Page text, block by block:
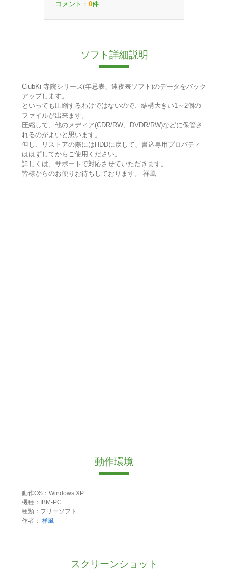
コメント： 0件
ソフト詳細説明
ClubKi 寺院シリーズ(年忌表、逮夜表ソフト)のデータをバック
アップします。
といっても圧縮するわけではないので、結構大きい1～2個の
ファイルが出来ます。
圧縮して、他のメディア(CDR/RW、DVDR/RW)などに保管さ
れるのがよいと思います。
但し、リストアの際にはHDDに戻して、書込専用プロパティ
ははずしてからご使用ください。
詳しくは、サポートで対応させていただきます。
皆様からのお便りお待ちしております。 祥風
動作環境
動作OS：Windows XP
機種：IBM-PC
種類：フリーソフト
作者： 祥風
スクリーンショット